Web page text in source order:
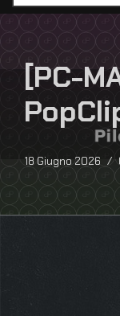
[PC-
18 Giugno 2026